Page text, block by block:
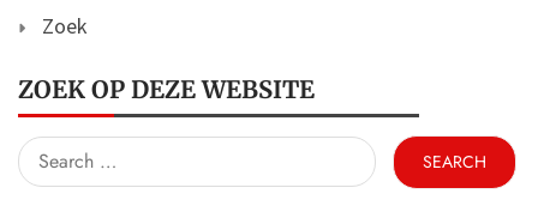
Zoek
ZOEK OP DEZE WEBSITE
Search
for: